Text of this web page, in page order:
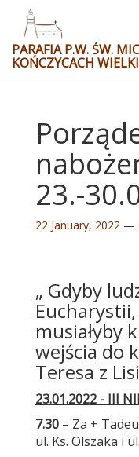
PARAFIA P.W. ŚW.
KOŃCZYCACH
23.-
22 January, 2022 —
„ Gdyby
musiałyby
wejścia do
Teresa z
23.01.2022 - III
7.30 – Za +
ul. Ks. Olszaka i